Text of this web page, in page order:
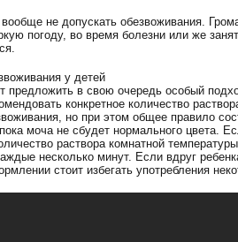
не допускать обезвоживания.
погоду, во время болезни или же
у детей
предложить в свою очередь особый
конкретное количество
но при этом общее правило
моча не сбудет нормального цвета.
раствора комнатной
несколько минут. Если вдруг
стоит избегать употребления